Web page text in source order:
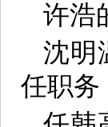
许浩
沈明
任职务